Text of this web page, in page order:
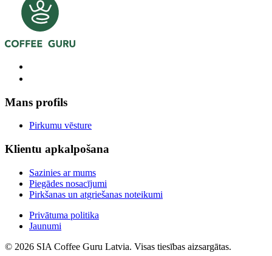
Mans profils
Pirkumu vēsture
Klientu apkalpošana
Sazinies ar mums
Piegādes nosacījumi
Pirkšanas un atgriešanas noteikumi
Privātuma politika
Jaunumi
© 2026 SIA Coffee Guru Latvia. Visas tiesības aizsargātas.